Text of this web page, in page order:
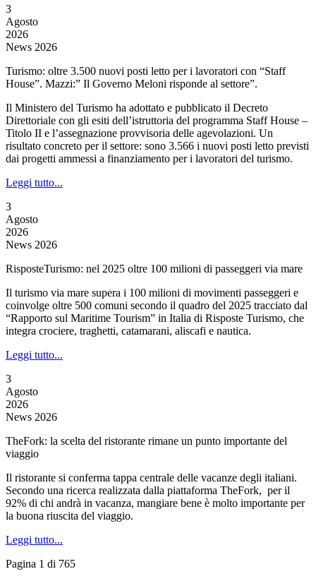
3
Agosto
2026
News 2026
Turismo: oltre 3.500 nuovi posti letto per i lavoratori con “Staff
House”. Mazzi:” Il Governo Meloni risponde al settore”.
Il Ministero del Turismo ha adottato e pubblicato il Decreto
Direttoriale con gli esiti dell’istruttoria del programma Staff House –
Titolo II e l’assegnazione provvisoria delle agevolazioni. Un
risultato concreto per il settore: sono 3.566 i nuovi posti letto previsti
dai progetti ammessi a finanziamento per i lavoratori del turismo.
Leggi tutto...
3
Agosto
2026
News 2026
RisposteTurismo: nel 2025 oltre 100 milioni di passeggeri via mare
Il turismo via mare supera i 100 milioni di movimenti passeggeri e
coinvolge oltre 500 comuni secondo il quadro del 2025 tracciato dal
“Rapporto sul Maritime Tourism” in Italia di Risposte Turismo, che
integra crociere, traghetti, catamarani, aliscafi e nautica.
Leggi tutto...
3
Agosto
2026
News 2026
TheFork: la scelta del ristorante rimane un punto importante del
viaggio
Il ristorante si conferma tappa centrale delle vacanze degli italiani.
Secondo una ricerca realizzata dalla piattaforma TheFork, per il
92% di chi andrà in vacanza, mangiare bene è molto importante per
la buona riuscita del viaggio.
Leggi tutto...
Pagina 1 di 765